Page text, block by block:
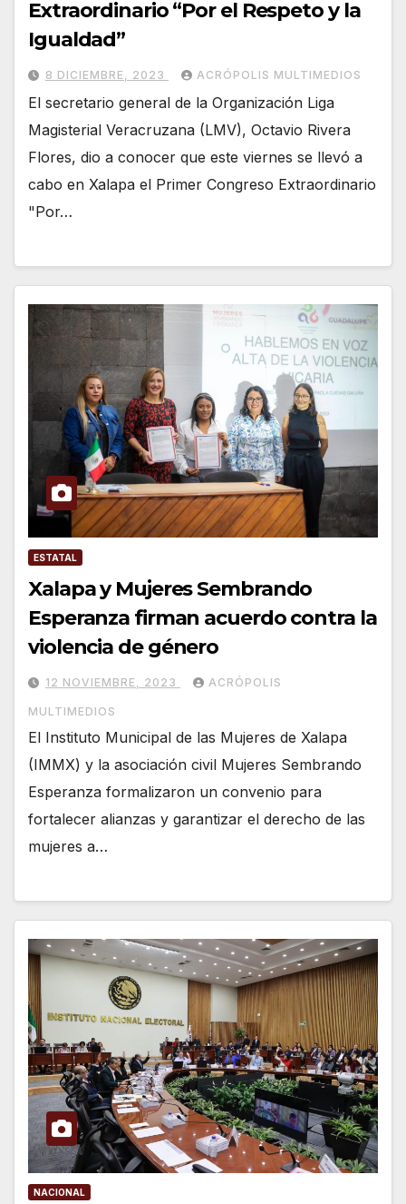
Extraordinario “Por el Respeto y la
Igualdad”
8 DICIEMBRE, 2023 ACRÓPOLIS MULTIMEDIOS
El secretario general de la Organización Liga
Magisterial Veracruzana (LMV), Octavio Rivera
Flores, dio a conocer que este viernes se llevó a
cabo en Xalapa el Primer Congreso Extraordinario
"Por…
ESTATAL
Xalapa y Mujeres Sembrando
Esperanza firman acuerdo contra la
violencia de género
12 NOVIEMBRE, 2023 ACRÓPOLIS
MULTIMEDIOS
El Instituto Municipal de las Mujeres de Xalapa
(IMMX) y la asociación civil Mujeres Sembrando
Esperanza formalizaron un convenio para
fortalecer alianzas y garantizar el derecho de las
mujeres a…
NACIONAL